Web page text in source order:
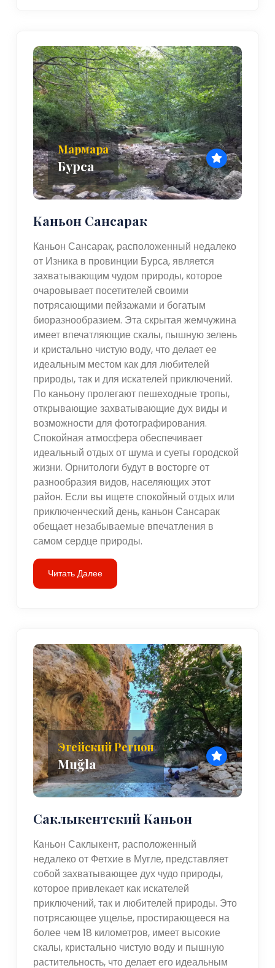
Мармара
Бурса
Каньон Сансарак
Каньон Сансарак, расположенный недалеко
от Изника в провинции Бурса, является
захватывающим чудом природы, которое
очаровывает посетителей своими
потрясающими пейзажами и богатым
биоразнообразием. Эта скрытая жемчужина
имеет впечатляющие скалы, пышную зелень
и кристально чистую воду, что делает ее
идеальным местом как для любителей
природы, так и для искателей приключений.
По каньону пролегают пешеходные тропы,
открывающие захватывающие дух виды и
возможности для фотографирования.
Спокойная атмосфера обеспечивает
идеальный отдых от шума и суеты городской
жизни. Орнитологи будут в восторге от
разнообразия видов, населяющих этот
район. Если вы ищете спокойный отдых или
приключенческий день, каньон Сансарак
обещает незабываемые впечатления в
самом сердце природы.
Читать Далее
Эгейский Регион
Muğla
Саклыкентский Каньон
Каньон Саклыкент, расположенный
недалеко от Фетхие в Мугле, представляет
собой захватывающее дух чудо природы,
которое привлекает как искателей
приключений, так и любителей природы. Это
потрясающее ущелье, простирающееся на
более чем 18 километров, имеет высокие
скалы, кристально чистую воду и пышную
растительность, что делает его идеальным